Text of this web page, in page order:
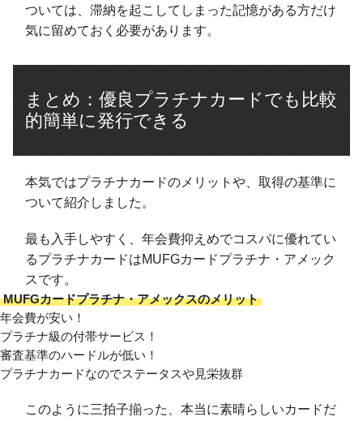
ついては、滞納を起こしてしまった記憶がある方だけ
気に留めておく必要があります。
まとめ：優良プラチナカードでも比較
的簡単に発行できる
本気ではプラチナカードのメリットや、取得の基準に
ついて紹介しました。
最も入手しやすく、年会費抑えめでコスパに優れてい
るプラチナカードはMUFGカードプラチナ・アメック
スです。
MUFGカードプラチナ・アメックスのメリット
年会費が安い！
プラチナ級の付帯サービス！
審査基準のハードルが低い！
プラチナカードなのでステータスや見栄抜群
このように三拍子揃った、本当に素晴らしいカードだ